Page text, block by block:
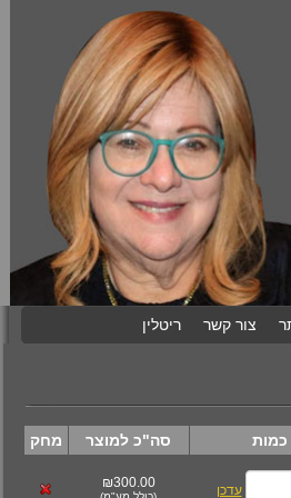
צור קשר ריטלין
כמות סה"כ למוצר מחק
עדכן ₪300.00